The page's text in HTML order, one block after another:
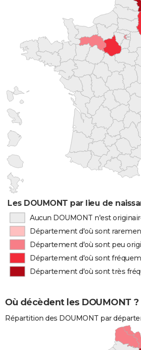
Les DOUMONT par lieu de
Aucun DOUMONT n'est
Département d'où sont
Département d'où sont peu
Département d'où sont
Département d'où sont très
Où décèdent les DOUMONT ?
Répartition des DOUMONT par